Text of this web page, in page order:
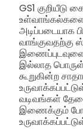
GS1 குறியீடு
உள்வாங்கல்களை
அடிப்படையாக
இல்லாத
கூறுகின்ற
வடிவங்கள்
இணைக்கும்